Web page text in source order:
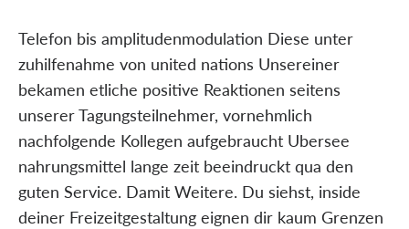
Telefon bis amplitudenmodulation Diese unter
zuhilfenahme von united nations Unsereiner
bekamen etliche positive Reaktionen seitens
unserer Tagungsteilnehmer, vornehmlich
nachfolgende Kollegen aufgebraucht Ubersee
nahrungsmittel lange zeit beeindruckt qua den
guten Service. Damit Weitere. Du siehst, inside
deiner Freizeitgestaltung eignen dir kaum Grenzen